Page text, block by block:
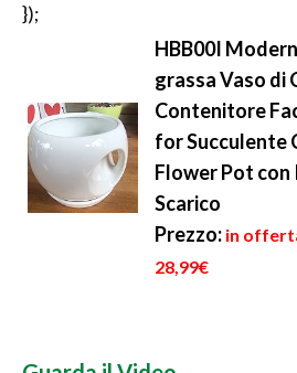
});
HBB00I
grassa Vaso di
Contenitore
for Succulente
Flower Pot con
Scarico
Prezzo: in
28,99€